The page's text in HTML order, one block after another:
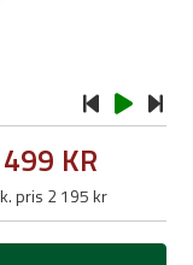
KR
pris 2 195 kr